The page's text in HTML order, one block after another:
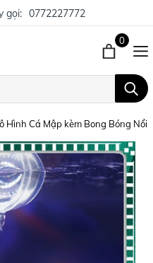
gọi: 0772227772
0
Hình Cá Mập kèm Bong Bóng